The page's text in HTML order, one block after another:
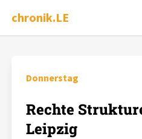
chronik.LE
Chronik
Donnerstag
Rechte
Leipzig